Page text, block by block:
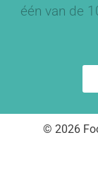
één van de
© 2026